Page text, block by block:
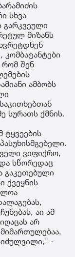
სხვა
გარკვეული
მიზანს
კომბატანტები
რომ შენ
ამბობს
სურათს ქმნის.
ტყვეების
ვიფიქრო,
სწორედაც
გაკეთებული
ქვეყნის
აი ამ
არ
-